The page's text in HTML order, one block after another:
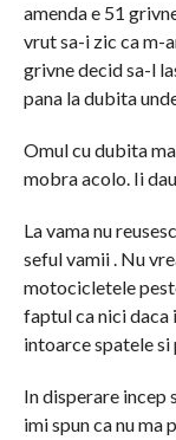
amenda e 51
vrut sa-i zic ca m-
grivne decid sa-l
pana la dubita
Omul cu dubita
mobra acolo. Ii
La vama nu
seful vamii . Nu
motocicletele
faptul ca nici daca
intoarce spatele si
In disperare incep
imi spun ca nu ma